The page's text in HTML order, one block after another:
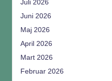
Juli 2026
Juni 2026
Maj 2026
April 2026
Mart 2026
Februar 2026